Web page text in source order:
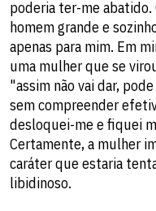
poderia ter-me
homem grande e
apenas para mim. Em
uma mulher que se
"assim não vai dar,
sem compreender
desloquei-me e fiquei
Certamente, a mulher
caráter que estaria
libidinoso.